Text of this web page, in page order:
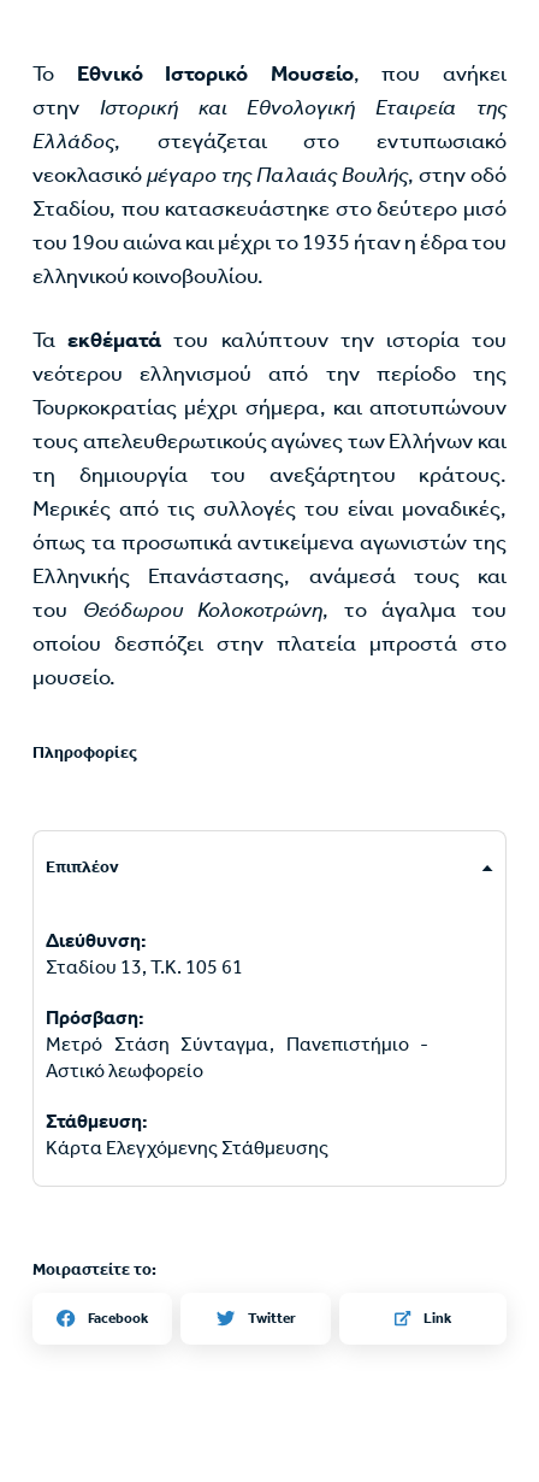
Το Εθνικό Ιστορικό Μουσείο, που ανήκει
στην Ιστορική και Εθνολογική Εταιρεία της
Ελλάδος, στεγάζεται στο εντυπωσιακό
νεοκλασικόμέγαρο της Παλαιάς Βουλής, στην οδό
Σταδίου, που κατασκευάστηκε στο δεύτερο μισό
του 19ου αιώνα και μέχρι το 1935 ήταν η έδρα του
ελληνικού κοινοβουλίου.
Ταεκθέματάτου καλύπτουν την ιστορία του
νεότερου ελληνισμού από την περίοδο της
Τουρκοκρατίας μέχρι σήμερα, και αποτυπώνουν
τους απελευθερωτικούς αγώνες των Ελλήνων και
τη δημιουργία του ανεξάρτητου κράτους.
Μερικές από τις συλλογές του είναι μοναδικές,
όπως τα προσωπικά αντικείμενα αγωνιστών της
Ελληνικής Επανάστασης, ανάμεσά τους και
του Θεόδωρου Κολοκοτρώνη, το άγαλμα του
οποίου δεσπόζει στην πλατεία μπροστά στο
μουσείο.
Πληροφορίες
Επιπλέον
Διεύθυνση:
Σταδίου 13, Τ.Κ. 105 61
Πρόσβαση:
Μετρό Στάση Σύνταγμα, Πανεπιστήμιο -
Αστικό λεωφορείο
Στάθμευση:
Κάρτα Ελεγχόμενης Στάθμευσης
Μοιραστείτε το:
Facebook Twitter Link